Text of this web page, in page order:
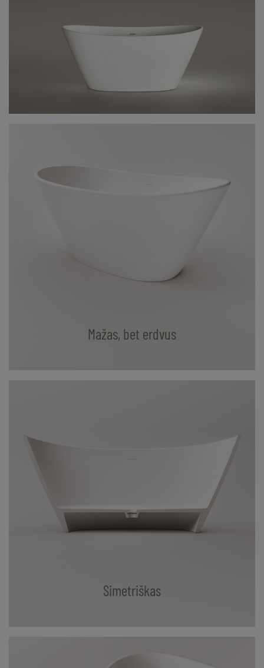
Mažas, bet erdvus
Simetriškas